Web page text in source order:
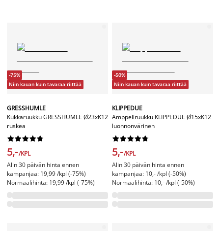
-75%
Niin kauan kuin tavaraa riittää
GRESSHUMLE
Kukkaruukku GRESSHUMLE Ø23xK12
ruskea






5,-/KPL
Alin 30 päivän hinta ennen
kampanjaa: 19,99 /kpl (-75%)
Normaalihinta: 19,99 /kpl (-75%)
-50%
Niin kauan kuin tavaraa riittää
KLIPPEDUE
Amppeliruukku KLIPPEDUE Ø15xK12
luonnonvärinen






5,-/KPL
Alin 30 päivän hinta ennen
kampanjaa: 10,- /kpl (-50%)
Normaalihinta: 10,- /kpl (-50%)